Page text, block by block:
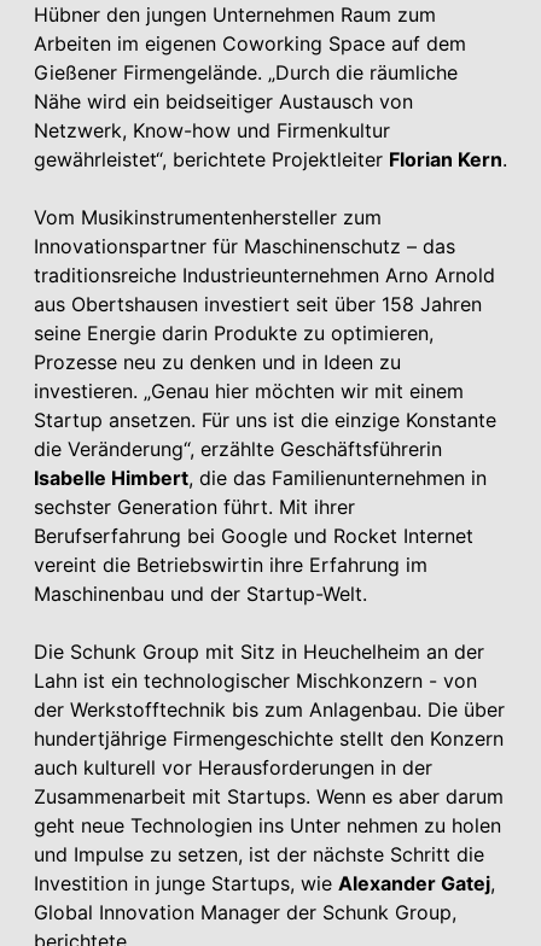
Hübner den jungen Unter­nehmen Raum zum
Arbeiten im eigenen Coworking Space auf dem
Gießener Firmengelände. „Durch die räumliche
Nähe wird ein beidseitiger Austausch von
Netzwerk, Know-how und Firmenkultur
gewährleistet“, berichtete Projektleiter Florian Kern.
Vom Musikinstrumentenhersteller zum
Innovationspartner für Maschinenschutz – das
traditionsreiche Industrieunternehmen Arno Arnold
aus Obertshausen investiert seit über 158 Jahren
seine Energie darin Produkte zu optimieren,
Prozesse neu zu denken und in Ideen zu
investieren. „Genau hier möchten wir mit einem
Startup ansetzen. Für uns ist die einzige Konstante
die Veränderung“, erzählte Geschäftsführerin
Isabelle Himbert, die das Familienunternehmen in
sechster Generation führt. Mit ihrer
Berufserfahrung bei Google und Rocket Internet
vereint die Betriebswirtin ihre Erfahrung im
Maschinenbau und der Startup-Welt.
Die Schunk Group mit Sitz in Heuchelheim an der
Lahn ist ein technologischer Mischkonzern - von
der Werkstofftechnik bis zum Anlagenbau. Die über
hundertjährige Firmengeschichte stellt den Konzern
auch kulturell vor Herausforderungen in der
Zusammenarbeit mit Startups. Wenn es aber darum
geht neue Technologien ins Unter nehmen zu holen
und Impulse zu setzen, ist der nächste Schritt die
Investition in junge Startups, wie Alexander Gatej,
Global Innovation Manager der Schunk Group,
berichtete.